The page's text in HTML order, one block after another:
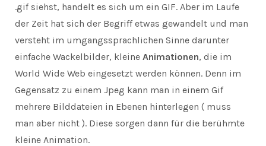
.gif siehst, handelt es sich um ein GIF. Aber im Laufe
der Zeit hat sich der Begriff etwas gewandelt und man
versteht im umgangssprachlichen Sinne darunter
einfache Wackelbilder, kleine Animationen, die im
World Wide Web eingesetzt werden können. Denn im
Gegensatz zu einem Jpeg kann man in einem Gif
mehrere Bilddateien in Ebenen hinterlegen ( muss
man aber nicht ). Diese sorgen dann für die berühmte
kleine Animation.